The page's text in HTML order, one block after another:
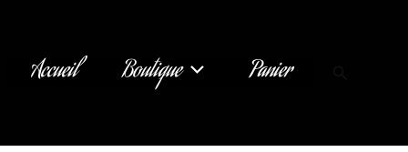
Accueil Boutique Panier